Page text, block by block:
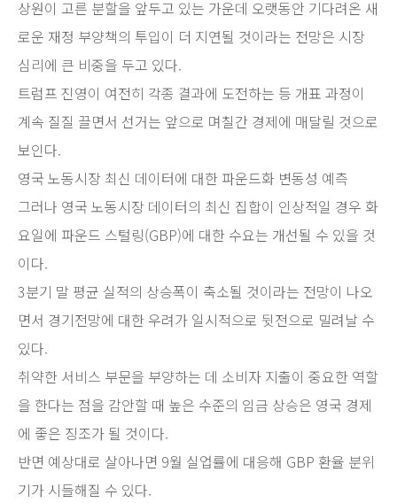
상원이 고른 분할을 앞두고 있는 가운데 오랫동안 기다려온 새
로운 재정 부양책의 투입이 더 지연될 것이라는 전망은 시장
심리에 큰 비중을 두고 있다.
트럼프 진영이 여전히 각종 결과에 도전하는 등 개표 과정이
계속 질질 끌면서 선거는 앞으로 며칠간 경제에 매달릴 것으로
보인다.
영국 노동시장 최신 데이터에 대한 파운드화 변동성 예측
그러나 영국 노동시장 데이터의 최신 집합이 인상적일 경우 화
요일에 파운드 스털링(GBP)에 대한 수요는 개선될 수 있을 것
이다.
3분기 말 평균 실적의 상승폭이 축소될 것이라는 전망이 나오
면서 경기전망에 대한 우려가 일시적으로 뒷전으로 밀려날 수
있다.
취약한 서비스 부문을 부양하는 데 소비자 지출이 중요한 역할
을 한다는 점을 감안할 때 높은 수준의 임금 상승은 영국 경제
에 좋은 징조가 될 것이다.
반면 예상대로 살아나면 9월 실업률에 대응해 GBP 환율 분위
기가 시들해질 수 있다.